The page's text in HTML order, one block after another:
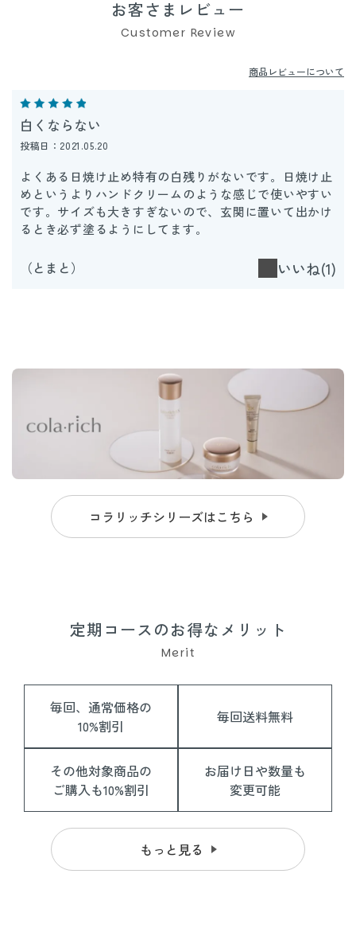
お客さまレビュー
Customer Review
商品レビューについて
白くならない
投稿日：2021.05.20
よくある日焼け止め特有の白残りがないです。日焼け止
めというよりハンドクリームのような感じで使いやすい
です。サイズも大きすぎないので、玄関に置いて出かけ
るとき必ず塗るようにしてます。
（とまと） いいね(1)
コラリッチシリーズはこちら
定期コースのお得なメリット
Merit
毎回、通常価格の
10%割引
毎回送料無料
その他対象商品の
ご購入も10%割引
お届け日や数量も
変更可能
もっと見る